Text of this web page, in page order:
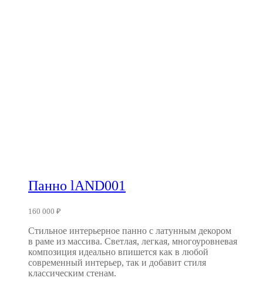
Панно lAND001
160 000 ₽
Стильное интерьерное панно с латунным декором
в раме из массива. Светлая, легкая, многоуровневая
композиция идеально впишется как в любой
современный интерьер, так и добавит стиля
классическим стенам.